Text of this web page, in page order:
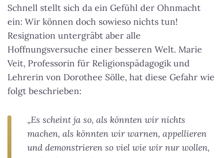
Schnell stellt sich da ein Gefühl der Ohnmacht
ein: Wir können doch sowieso nichts tun!
Resignation untergräbt aber alle
Hoffnungsversuche einer besseren Welt. Marie
Veit, Professorin für Religionspädagogik und
Lehrerin von Dorothee Sölle, hat diese Gefahr wie
folgt beschrieben:
„Es scheint ja so, als könnten wir nichts
machen, als könnten wir warnen, appellieren
und demonstrieren so viel wie wir nur wollen,